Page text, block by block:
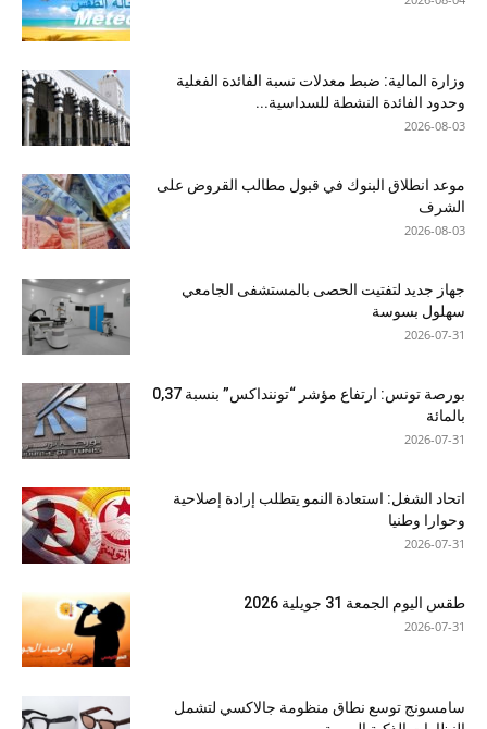
وزارة المالية: ضبط معدلات نسبة الفائدة الفعلية
وحدود الفائدة النشطة للسداسية...
2026-08-03
موعد انطلاق البنوك في قبول مطالب القروض على
الشرف
2026-08-03
جهاز جديد لتفتيت الحصى بالمستشفى الجامعي
سهلول بسوسة
2026-07-31
بورصة تونس: ارتفاع مؤشر “توننداكس” بنسبة 0,37
بالمائة
2026-07-31
اتحاد الشغل: استعادة النمو يتطلب إرادة إصلاحية
وحوارا وطنيا
2026-07-31
طقس اليوم الجمعة 31 جويلية 2026
2026-07-31
سامسونج توسع نطاق منظومة جالاكسي لتشمل